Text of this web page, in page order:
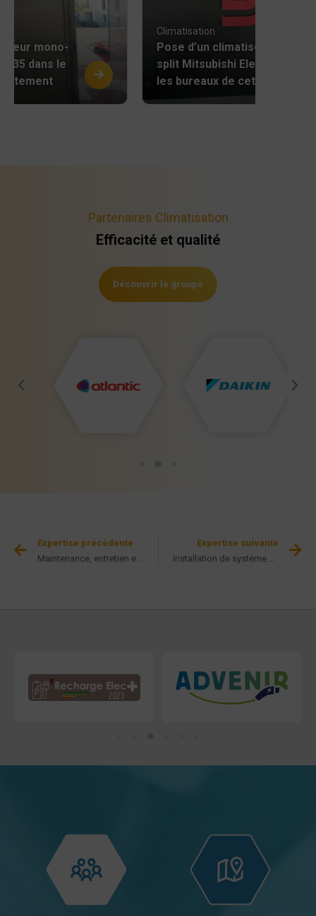
mono-
dans le
Climatisation
Pose d’un climatiseur mono-
split Mitsubishi Electric dans
les bureaux de cette société
Partenaires Climatisation
Efficacité et qualité
Découvrir le groupe
Expertise précédente
Maintenance, entretien et dépannage en climatisation
Expertise suivante
Installation de système de ventilation